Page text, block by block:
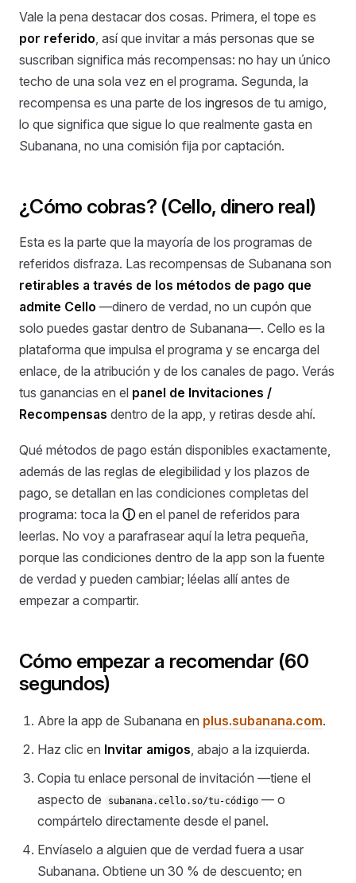
Vale la pena destacar dos cosas. Primera, el tope es
por referido , así que invitar a más personas que se
suscriban significa más recompensas: no hay un único
techo de una sola vez en el programa. Segunda, la
recompensa es una parte de los ingresos de tu amigo,
lo que significa que sigue lo que realmente gasta en
Subanana, no una comisión fija por captación.
¿Cómo cobras? (Cello, dinero real)
Esta es la parte que la mayoría de los programas de
referidos disfraza. Las recompensas de Subanana son
retirables a través de los métodos de pago que
admite Cello —dinero de verdad, no un cupón que
solo puedes gastar dentro de Subanana—. Cello es la
plataforma que impulsa el programa y se encarga del
enlace, de la atribución y de los canales de pago. Verás
tus ganancias en el panel de Invitaciones /
Recompensas dentro de la app, y retiras desde ahí.
Qué métodos de pago están disponibles exactamente,
además de las reglas de elegibilidad y los plazos de
pago, se detallan en las condiciones completas del
programa: toca la ⓘen el panel de referidos para
leerlas. No voy a parafrasear aquí la letra pequeña,
porque las condiciones dentro de la app son la fuente
de verdad y pueden cambiar; léelas allí antes de
empezar a compartir.
Cómo empezar a recomendar (60
segundos)
Abre la app de Subanana en plus.subanana.com.
Haz clic en Invitar amigos, abajo a la izquierda.
Copia tu enlace personal de invitación —tiene el
aspecto de
subanana.cello.so/tu-código — o
compártelo directamente desde el panel.
Envíaselo a alguien que de verdad fuera a usar
Subanana. Obtiene un 30 % de descuento; en